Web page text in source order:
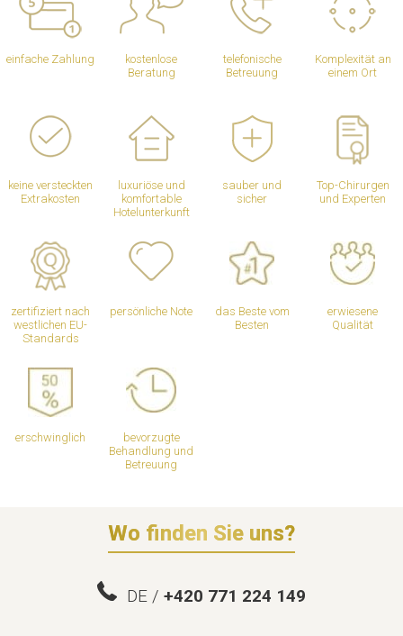
einfache Zahlung
kostenlose
Beratung
telefonische
Betreuung
Komplexität an
einem Ort
keine versteckten
Extrakosten
luxuriöse und
komfortable
Hotelunterkunft
sauber und
sicher
Top-Chirurgen
und Experten
zertifiziert nach
westlichen EU-
Standards
persönliche Note
das Beste vom
Besten
erwiesene
Qualität
erschwinglich
bevorzugte
Behandlung und
Betreuung
Wo finden Sie uns?
DE / +420 771 224 149